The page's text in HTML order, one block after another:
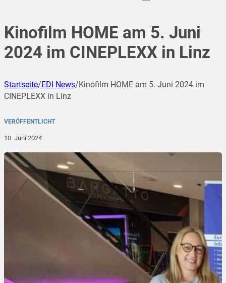
Kinofilm HOME am 5. Juni
2024 im CINEPLEXX in Linz
Startseite/EDI News/Kinofilm HOME am 5. Juni 2024 im
CINEPLEXX in Linz
VERÖFFENTLICHT
10. Juni 2024